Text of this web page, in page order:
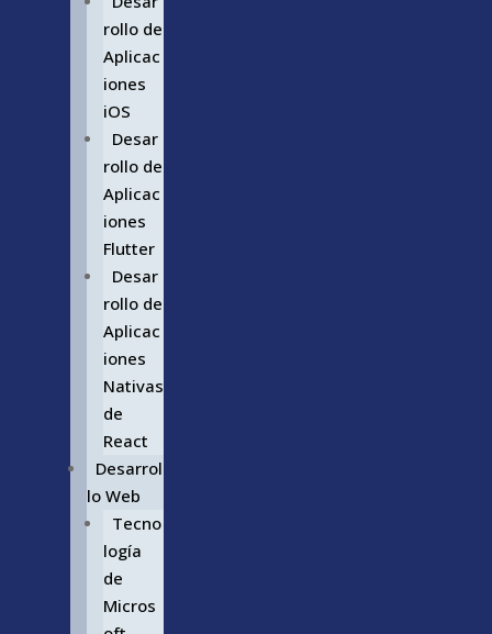
rollo de
Aplicac
iones
iOS
Desar
rollo de
Aplicac
iones
Flutter
Desar
rollo de
Aplicac
iones
Nativas
de
React
Desarrol
lo Web
Tecno
logía
de
Micros